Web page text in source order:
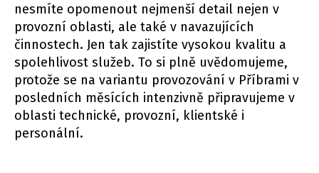
nesmíte opomenout nejmenší detail nejen v
provozní oblasti, ale také v navazujících
činnostech. Jen tak zajistíte vysokou kvalitu a
spolehlivost služeb. To si plně uvědomujeme,
protože se na variantu provozování v Příbrami v
posledních měsících intenzivně připravujeme v
oblasti technické, provozní, klientské i
personální.